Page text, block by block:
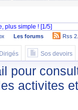
Les forums Rss
Sos devoirs
pour
activites